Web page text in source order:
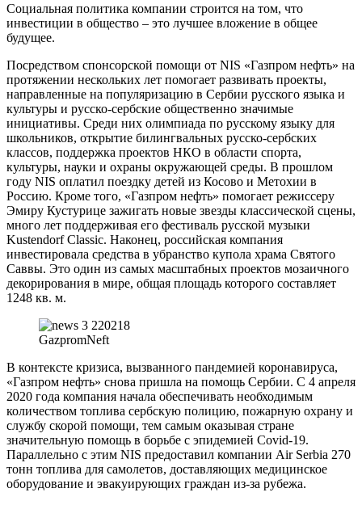
Социальная политика компании строится на том, что
инвестиции в общество – это лучшее вложение в общее
будущее.
Посредством спонсорской помощи от NIS «Газпром нефть» на
протяжении нескольких лет помогает развивать проекты,
направленные на популяризацию в Сербии русского языка и
культуры и русско-сербские общественно значимые
инициативы. Среди них олимпиада по русскому языку для
школьников, открытие билингвальных русско-сербских
классов, поддержка проектов НКО в области спорта,
культуры, науки и охраны окружающей среды. В прошлом
году NIS оплатил поездку детей из Косово и Метохии в
Россию. Кроме того, «Газпром нефть» помогает режиссеру
Эмиру Кустурице зажигать новые звезды классической сцены,
много лет поддерживая его фестиваль русской музыки
Kustendorf Classic. Наконец, российская компания
инвестировала средства в убранство купола храма Святого
Саввы. Это один из самых масштабных проектов мозаичного
декорирования в мире, общая площадь которого составляет
1248 кв. м.
GazpromNeft
В контексте кризиса, вызванного пандемией коронавируса,
«Газпром нефть» снова пришла на помощь Сербии. С 4 апреля
2020 года компания начала обеспечивать необходимым
количеством топлива сербскую полицию, пожарную охрану и
службу скорой помощи, тем самым оказывая стране
значительную помощь в борьбе с эпидемией Covid-19.
Параллельно с этим NIS предоставил компании Air Serbia 270
тонн топлива для самолетов, доставляющих медицинское
оборудование и эвакуирующих граждан из-за рубежа.